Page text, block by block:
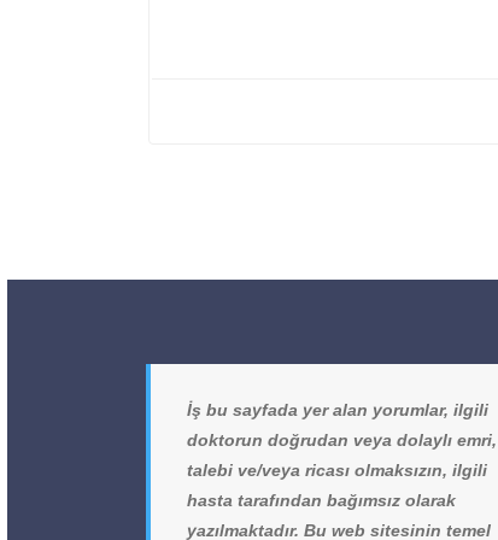
İş bu sayfada yer alan yorumlar, ilgili
doktorun doğrudan veya dolaylı emri,
talebi ve/veya ricası olmaksızın, ilgili
hasta tarafından bağımsız olarak
yazılmaktadır. Bu web sitesinin temel